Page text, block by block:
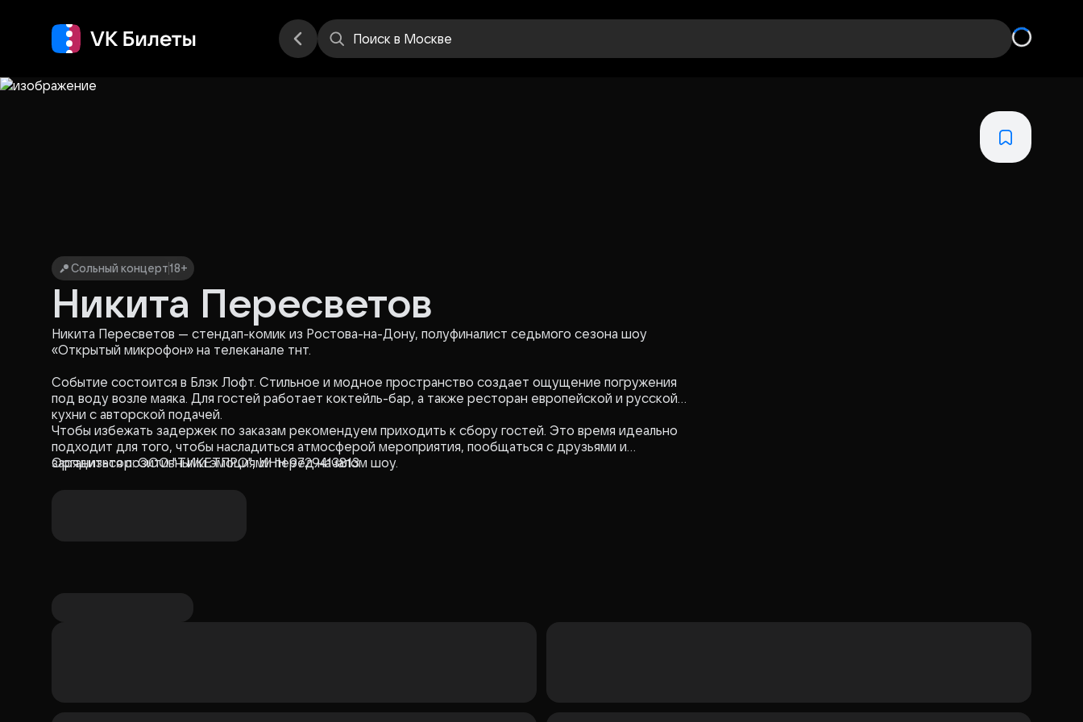
Поиск в Москве
Сольный концерт18+
Никита Пересветов
Никита Пересветов — стендап-комик из Ростова-на-Дону, полуфиналист седьмого сезона шоу
«Открытый микрофон» на телеканале тнт.
Событие состоится в Блэк Лофт. Стильное и модное пространство создает ощущение погружения
под воду возле маяка. Для гостей работает коктейль-бар, а также ресторан европейской и русской
кухни с авторской подачей.
Чтобы избежать задержек по заказам рекомендуем приходить к сбору гостей. Это время идеально
подходит для того, чтобы насладиться атмосферой мероприятия, пообщаться с друзьями и
зарядиться позитивными эмоциями перед началом шоу.
Организатор: ООО "ТИКЕТПРО", ИНН 9729413813